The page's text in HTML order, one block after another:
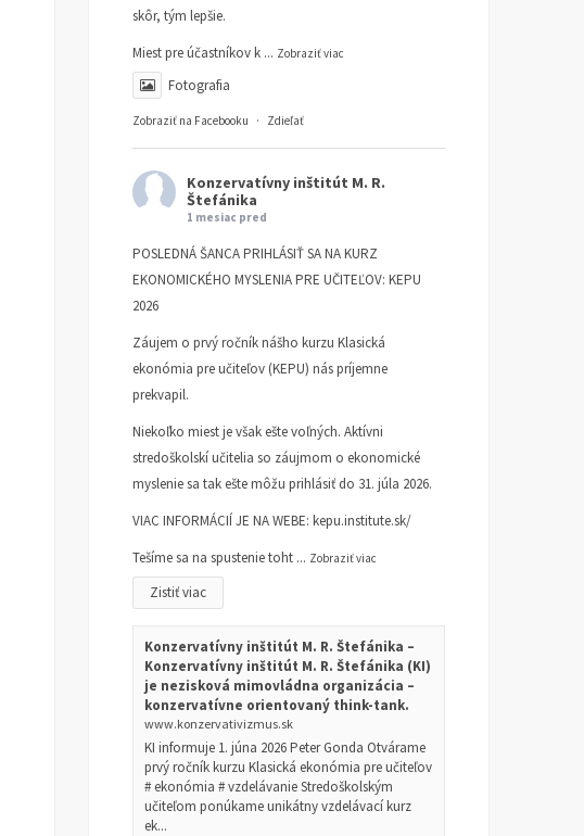
skôr, tým lepšie.
Miest pre účastníkov k ... Zobraziť viac
Fotografia
Zobraziť na Facebooku · Zdieľať
Konzervatívny inštitút M. R.
Štefánika
1 mesiac pred
POSLEDNÁ ŠANCA PRIHLÁSIŤ SA NA KURZ
EKONOMICKÉHO MYSLENIA PRE UČITEĽOV: KEPU
2026
Záujem o prvý ročník nášho kurzu Klasická
ekonómia pre učiteľov (KEPU) nás príjemne
prekvapil.
Niekoľko miest je však ešte voľných. Aktívni
stredoškolskí učitelia so záujmom o ekonomické
myslenie sa tak ešte môžu prihlásiť do 31. júla 2026.
VIAC INFORMÁCIÍ JE NA WEBE: kepu.institute.sk/
Tešíme sa na spustenie toht ... Zobraziť viac
Zistiť viac
Konzervatívny inštitút M. R. Štefánika –
Konzervatívny inštitút M. R. Štefánika (KI)
je nezisková mimovládna organizácia –
konzervatívne orientovaný think-tank.
www.konzervativizmus.sk
KI informuje 1. júna 2026 Peter Gonda Otvárame
prvý ročník kurzu Klasická ekonómia pre učiteľov
# ekonómia # vzdelávanie Stredoškolským
učiteľom ponúkame unikátny vzdelávací kurz
ek...